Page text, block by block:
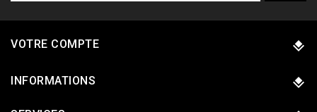
VOTRE COMPTE
INFORMATIONS